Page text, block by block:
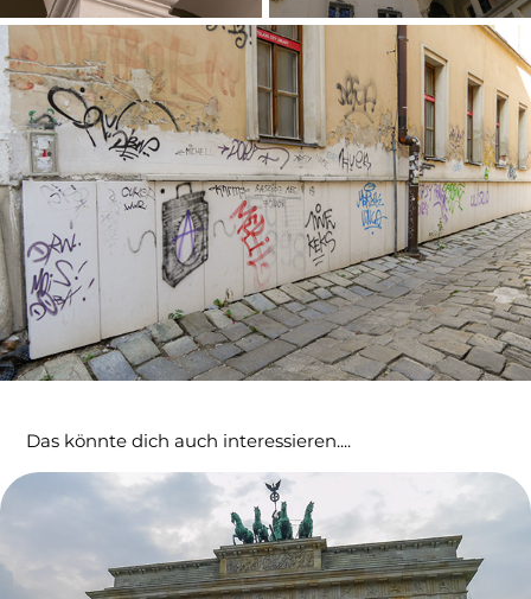
Das könnte dich auch interessieren....
Berlin 2014
04/10/2014